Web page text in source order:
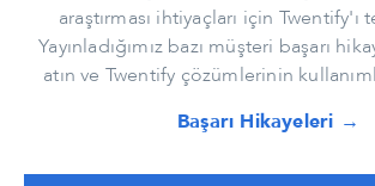
araştırması ihtiyaçları için Twentify'ı
Yayınladığımız bazı müşteri başarı
atın ve Twentify çözümlerinin
Başarı Hikayeleri →